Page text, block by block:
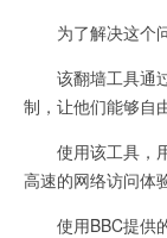
为了解决这个问
该翻墙工具通过
制，让他们能够自
使用该工具，用
高速的网络访问体
使用BBC提供的